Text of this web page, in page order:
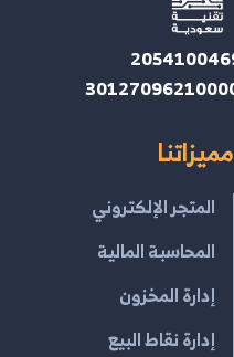
مميزاتنا
المتجر الإلكتروني
المحاسبة المالية
إدارة المخزون
إدارة نقاط البيع